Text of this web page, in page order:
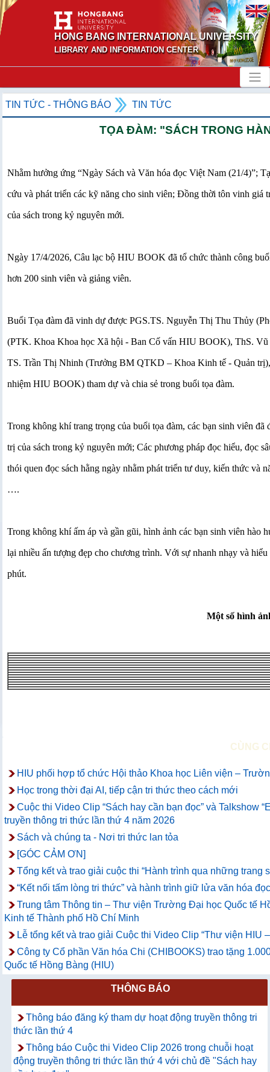
HONG BANG INTERNATIONAL UNIVERSITY
LIBRARY AND INFORMATION CENTER
TIN TỨC - THÔNG BÁO TIN TỨC
TỌA ĐÀM: "SÁCH TRONG
Nhằm hưởng ứng “Ngày Sách và Văn hóa đọc Việt Nam (21/4)”;
cứu và phát triển các kỹ năng cho sinh viên; Đồng thời tôn vinh giá
của sách trong kỷ nguyên mới.
Ngày 17/4/2026, Câu lạc bộ HIU BOOK đã tổ chức thành công
hơn 200 sinh viên và giảng viên.
Buổi Tọa đàm đã vinh dự được PGS.TS. Nguyễn Thị Thu Thủy
(PTK. Khoa Khoa học Xã hội - Ban Cố vấn HIU BOOK), ThS.
TS. Trần Thị Nhinh (Trưởng BM QTKD – Khoa Kinh tế - Quản
nhiệm HIU BOOK) tham dự và chia sẻ trong buổi tọa đàm.
Trong không khí trang trọng của buổi tọa đàm, các bạn sinh viên
trị của sách trong kỷ nguyên mới; Các phương pháp đọc hiểu, đọc
thói quen đọc sách hằng ngày nhằm phát triển tư duy, kiến thức và
….
Trong không khí ấm áp và gần gũi, hình ảnh các bạn sinh viên hào
lại nhiều ấn tượng đẹp cho chương trình. Với sự nhanh nhạy và
phút.
Một số hình
CÙNG
HIU phối hợp tổ chức Hội thảo Khoa học Liên viện –
Học trong thời đại AI, tiếp cận tri thức theo cách mới
Cuộc thi Video Clip “Sách hay cần bạn đọc” và Talkshow
truyền thông tri thức lần thứ 4 năm 2026
Sách và chúng ta - Nơi tri thức lan tỏa
[GÓC CẢM ƠN]
Tổng kết và trao giải cuộc thi “Hành trình qua những trang
“Kết nối tấm lòng tri thức” và hành trình giữ lửa văn hóa
Trung tâm Thông tin – Thư viện Trường Đại học Quốc tế
Kinh tế Thành phố Hồ Chí Minh
Lễ tổng kết và trao giải Cuộc thi Video Clip “Thư viện HIU
Công ty Cổ phần Văn hóa Chi (CHIBOOKS) trao tặng
Quốc tế Hồng Bàng (HIU)
THÔNG BÁO
Thông báo đăng ký tham dự hoạt động truyền thông tri
thức lần thứ 4
Thông báo Cuộc thi Video Clip 2026 trong chuỗi hoạt
động truyền thông tri thức lần thứ 4 với chủ đề "Sách hay